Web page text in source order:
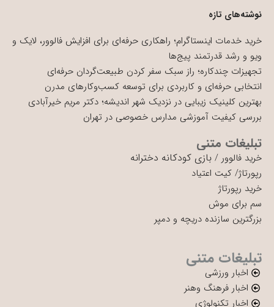
نوشته‌های تازه
خرید خدمات اینستاگرام؛ راهکاری حرفه‌ای برای افزایش فالوور، لایک و
ویو و رشد قدرتمند پیج‌ها
تجهیزات چندکاره؛ راز سبک سفر کردن طبیعت‌گردان حرفه‌ای
انتخابی حرفه‌ای و کاربردی برای توسعه کسب‌وکارهای مدرن
بهترین کلینیک زیبایی در نزدیک شهر اندیشه؛ دکتر مریم خیرآبادی
بررسی کیفیت آموزشی مدارس خصوصی در تهران
تبلیغات متنی
خرید فالوور / بازی کودکانه دخترانه
رپورتاژ/ کیت اعتیاد
خرید رپورتاژ
سم برای موش
بزرگترین سازنده دریچه و دمپر
تبلیغات متنی
اخبار ورزشی
اخبار فرهنگ وهنر
اخبار تکنولوژی